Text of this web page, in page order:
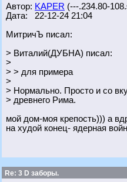
Автор: KAPER (---.234.80-
Дата: 22-12-24 21:04
МитричЪ писал:
> Виталий(ДУБНА) писал:
>
> > для примера
>
> Нормально. Просто и со
> древнего Рима.
мой дом-моя крепость))) а
на худой конец- ядерная
Re: 3 D заборы.